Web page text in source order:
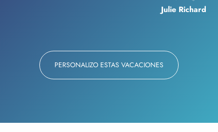
Julie Richard
PERSONALIZO ESTAS VACACIONES